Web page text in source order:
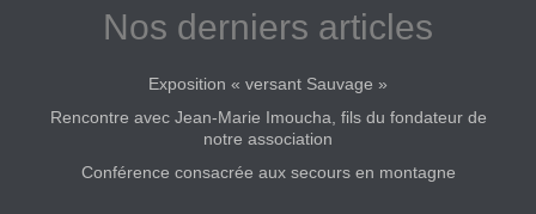
Nos derniers articles
Exposition « versant Sauvage »
Rencontre avec Jean-Marie Imoucha, fils du fondateur de
notre association
Conférence consacrée aux secours en montagne